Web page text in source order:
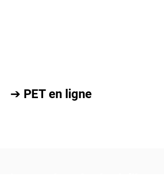
➔ PET en ligne